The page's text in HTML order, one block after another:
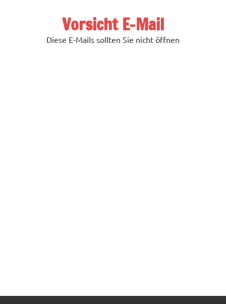
Vorsicht E-Mail
Diese E-Mails sollten Sie nicht öffnen